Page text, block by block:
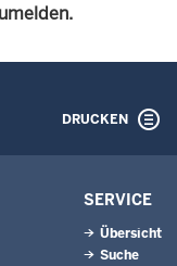
DRUCKEN
SERVICE
Übersicht
Suche